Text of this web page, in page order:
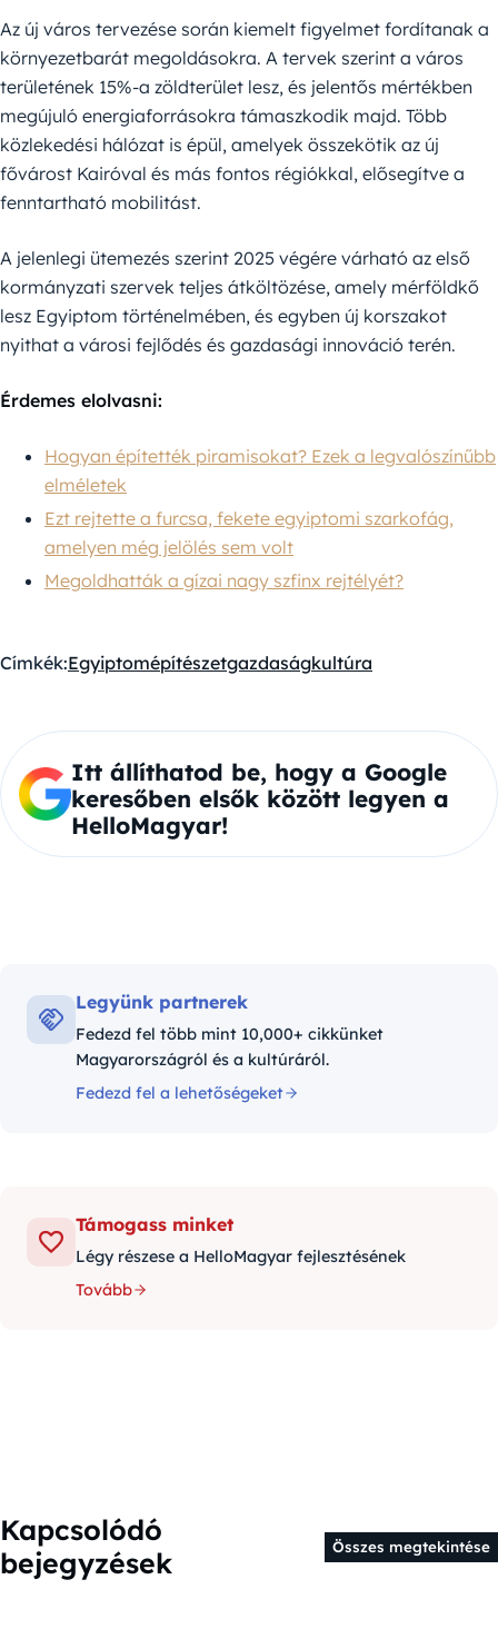
Az új város tervezése során kiemelt figyelmet fordítanak a
környezetbarát megoldásokra. A tervek szerint a város
területének 15%-a zöldterület lesz, és jelentős mértékben
megújuló energiaforrásokra támaszkodik majd. Több
közlekedési hálózat is épül, amelyek összekötik az új
fővárost Kairóval és más fontos régiókkal, elősegítve a
fenntartható mobilitást.
A jelenlegi ütemezés szerint 2025 végére várható az első
kormányzati szervek teljes átköltözése, amely mérföldkő
lesz Egyiptom történelmében, és egyben új korszakot
nyithat a városi fejlődés és gazdasági innováció terén.
Érdemes elolvasni:
Hogyan építették piramisokat? Ezek a legvalószínűbb
elméletek
Ezt rejtette a furcsa, fekete egyiptomi szarkofág,
amelyen még jelölés sem volt
Megoldhatták a gízai nagy szfinx rejtélyét?
Címkék:Egyiptomépítészetgazdaságkultúra
Itt állíthatod be, hogy a Google
keresőben elsők között legyen a
HelloMagyar!
Legyünk partnerek
Fedezd fel több mint 10,000+ cikkünket
Magyarországról és a kultúráról.
Fedezd fel a lehetőségeket
Támogass minket
Légy részese a HelloMagyar fejlesztésének
Tovább
Kapcsolódó
bejegyzések
Összes megtekintése